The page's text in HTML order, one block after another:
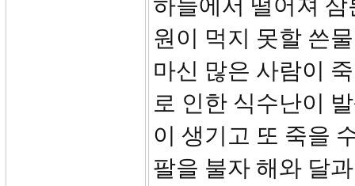
하늘에서 떨어져
원이 먹지 못할 쓴
마신 많은 사람이
로 인한 식수난이
이 생기고 또 죽을
팔을 불자 해와 달